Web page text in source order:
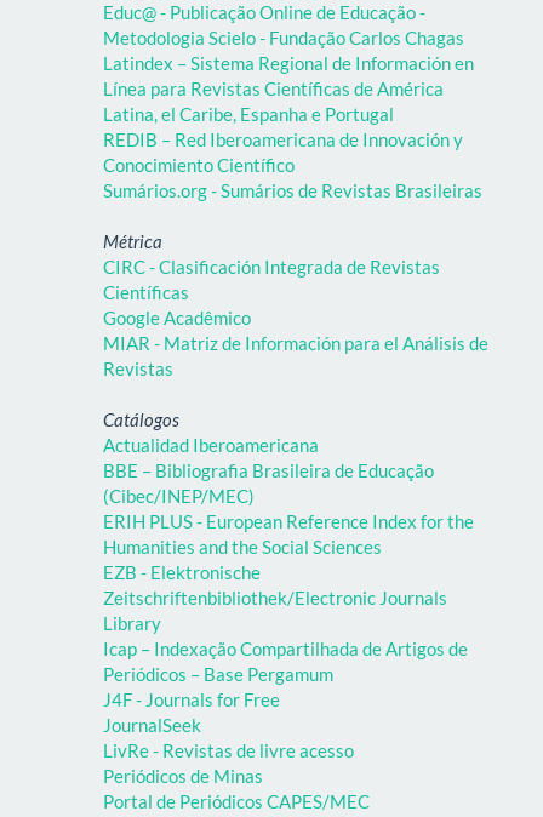
Educ@ - Publicação Online de Educação -
Metodologia Scielo - Fundação Carlos Chagas
Latindex – Sistema Regional de Información en
Línea para Revistas Científicas de América
Latina, el Caribe, Espanha e Portugal
REDIB – Red Iberoamericana de Innovación y
Conocimiento Científico
Sumários.org - Sumários de Revistas Brasileiras
Métrica
CIRC - Clasificación Integrada de Revistas
Científicas
Google Acadêmico
MIAR - Matriz de Información para el Análisis de
Revistas
Catálogos
Actualidad Iberoamericana
BBE – Bibliografia Brasileira de Educação
(Cibec/INEP/MEC)
ERIH PLUS - European Reference Index for the
Humanities and the Social Sciences
EZB - Elektronische
Zeitschriftenbibliothek/Electronic Journals
Library
Icap – Indexação Compartilhada de Artigos de
Periódicos – Base Pergamum
J4F - Journals for Free
JournalSeek
LivRe - Revistas de livre acesso
Periódicos de Minas
Portal de Periódicos CAPES/MEC